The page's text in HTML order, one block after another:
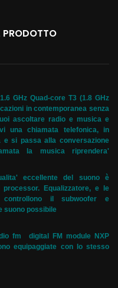
PRODOTTO
1.6 GHz Quad-core T3 (1.8 GHz
in contemporanea senza
ascoltare radio e musica e
una chiamata telefonica, in
si passa alla conversazione
la musica riprendera'
eccellente del suono è
Equalizzatore, e le
controllono il subwoofer e
suono possibile
fm digital FM module NXP
equipaggiate con lo stesso